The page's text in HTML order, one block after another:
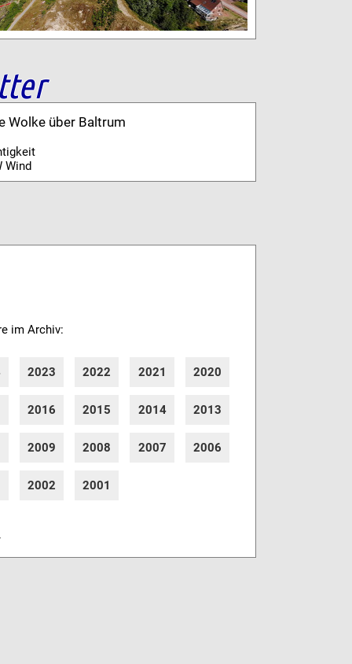
Wolke über Baltrum
Wind
im Archiv:
2023 2022 2021 2020
2016 2015 2014 2013
2009 2008 2007 2006
2002 2001